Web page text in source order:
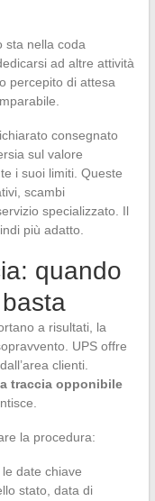
sta nella coda
ad altre attività
percepito di attesa
consegnato
sul valore
i suoi limiti. Queste
scambi
specializzato. Il
più adatto.
quando
a risultati, la
UPS offre
clienti.
traccia opponibile
la procedura:
date chiave
stato, data di